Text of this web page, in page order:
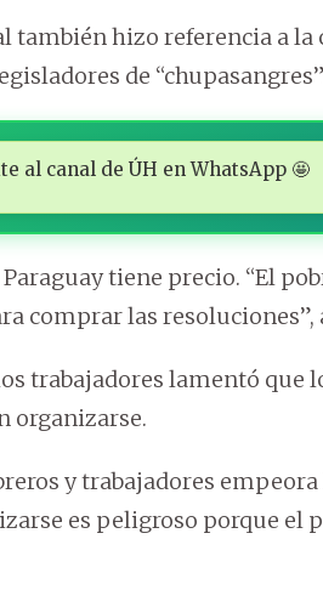
también hizo referencia a
de
al canal de ÚH en WhatsApp 🤩
tiene precio. “El
comprar las resoluciones”,
trabajadores lamentó que
organizarse.
y trabajadores
es peligroso porque el